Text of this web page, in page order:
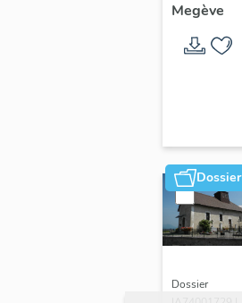
Megève
Dossier
Dossier